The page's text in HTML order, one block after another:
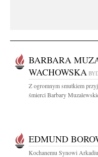
BARBARA
WACHOWSKA
Z ogromnym smutkiem
śmierci Barbary
EDMUND
Kochanemu Synowi